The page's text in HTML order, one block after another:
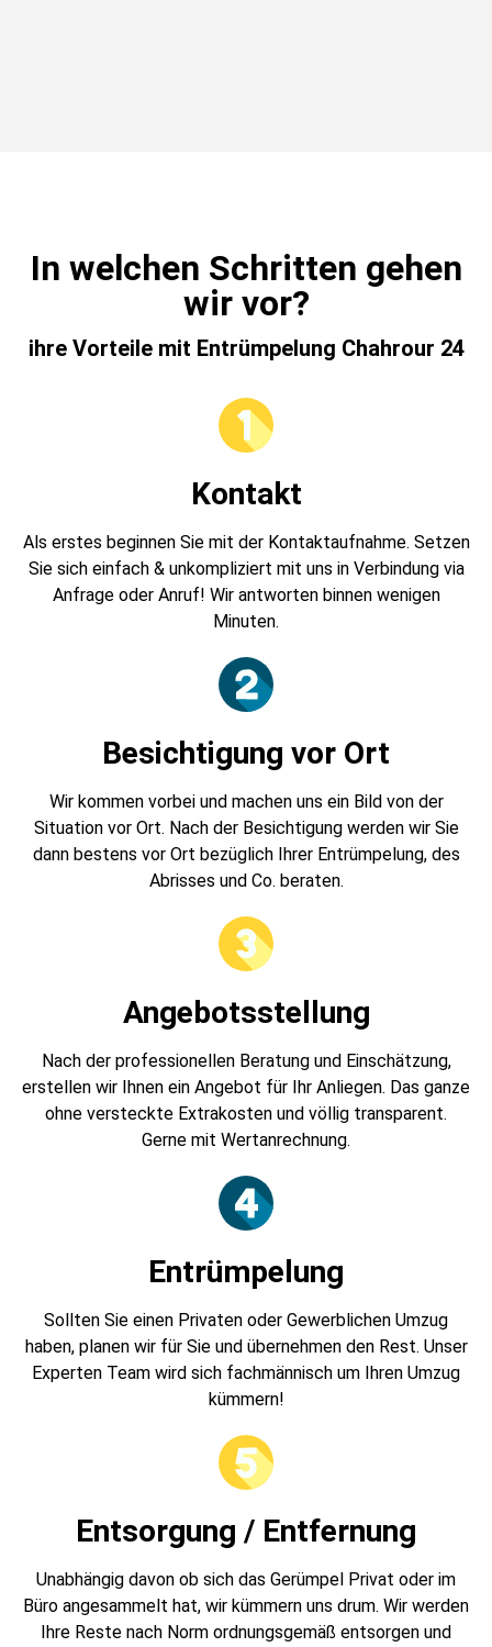
In welchen Schritten gehen
wir vor?
ihre Vorteile mit Entrümpelung Chahrour 24
Kontakt
Als erstes beginnen Sie mit der Kontaktaufnahme. Setzen
Sie sich einfach & unkompliziert mit uns in Verbindung via
Anfrage oder Anruf! Wir antworten binnen wenigen
Minuten.
Besichtigung vor Ort
Wir kommen vorbei und machen uns ein Bild von der
Situation vor Ort. Nach der Besichtigung werden wir Sie
dann bestens vor Ort bezüglich Ihrer Entrümpelung, des
Abrisses und Co. beraten.
Angebotsstellung
Nach der professionellen Beratung und Einschätzung,
erstellen wir Ihnen ein Angebot für Ihr Anliegen. Das ganze
ohne versteckte Extrakosten und völlig transparent.
Gerne mit Wertanrechnung.
Entrümpelung
Sollten Sie einen Privaten oder Gewerblichen Umzug
haben, planen wir für Sie und übernehmen den Rest. Unser
Experten Team wird sich fachmännisch um Ihren Umzug
kümmern!
Entsorgung / Entfernung
Unabhängig davon ob sich das Gerümpel Privat oder im
Büro angesammelt hat, wir kümmern uns drum. Wir werden
Ihre Reste nach Norm ordnungsgemäß entsorgen und